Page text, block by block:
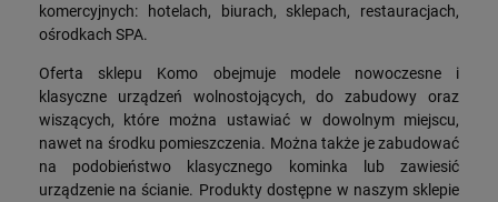
komercyjnych: hotelach, biurach, sklepach, restauracjach,
ośrodkach SPA.
Oferta sklepu Komo obejmuje modele nowoczesne i
klasyczne urządzeń wolnostojących, do zabudowy oraz
wiszących, które można ustawiać w dowolnym miejscu,
nawet na środku pomieszczenia. Można także je zabudować
na podobieństwo klasycznego kominka lub zawiesić
urządzenie na ścianie. Produkty dostępne w naszym sklepie